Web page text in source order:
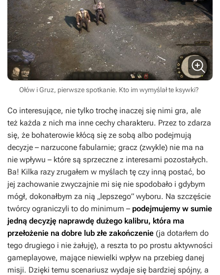
Ołów i Gruz, pierwsze spotkanie. Kto im wymyślał te ksywki?
Co interesujące, nie tylko trochę inaczej się nimi gra, ale
też każda z nich ma inne cechy charakteru. Przez to zdarza
się, że bohaterowie kłócą się ze sobą albo podejmują
decyzje – narzucone fabularnie; gracz (zwykle) nie ma na
nie wpływu – które są sprzeczne z interesami pozostałych.
Ba! Kilka razy zrugałem w myślach tę czy inną postać, bo
jej zachowanie zwyczajnie mi się nie spodobało i gdybym
mógł, dokonałbym za nią „lepszego” wyboru. Na szczęście
twórcy ograniczyli to do minimum – podejmujemy w sumie
jedną decyzję naprawdę dużego kalibru, która ma
przełożenie na dobre lub złe zakończenie (ja dotarłem do
tego drugiego i nie żałuję), a reszta to po prostu aktywności
gameplayowe, mające niewielki wpływ na przebieg danej
misji. Dzięki temu scenariusz wydaje się bardziej spójny, a